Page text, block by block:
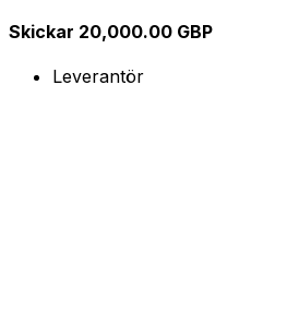
Skickar 20,000.00 GBP
Leverantör